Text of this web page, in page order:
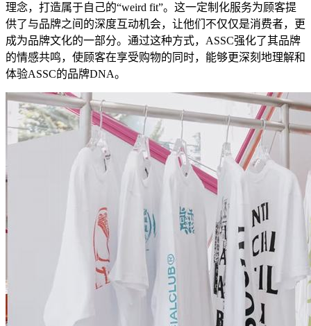
理念，打造属于自己的“weird fit”。这一定制化服务为顾客提
供了与品牌之间的深度互动机会，让他们不仅仅是消费者，更
成为品牌文化的一部分。通过这种方式，ASSC强化了其品牌
的情感共鸣，使顾客在享受购物的同时，能够更深刻地理解和
体验ASSC的品牌DNA。